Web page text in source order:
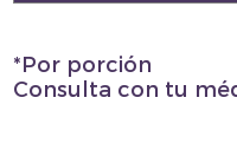
*Por porción
Consulta con tu